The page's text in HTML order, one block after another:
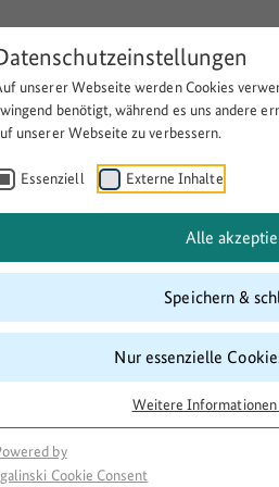
unserer Webseite werden Cookies
benötigt, während es uns andere
unserer Webseite zu verbessern.
Essenziell Externe Inhalte
Alle
Speichern &
Nur essenzielle
Weitere Informationen
by
Cookie Consent
Über